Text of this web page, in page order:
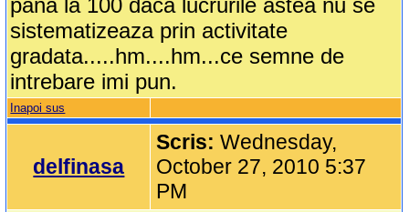
pana la 100 daca lucrurile astea nu se
sistematizeaza prin activitate
gradata.....hm....hm...ce semne de
intrebare imi pun.
Inapoi sus
delfinasa
Scris:Wednesday,
October 27, 2010 5:37
PM